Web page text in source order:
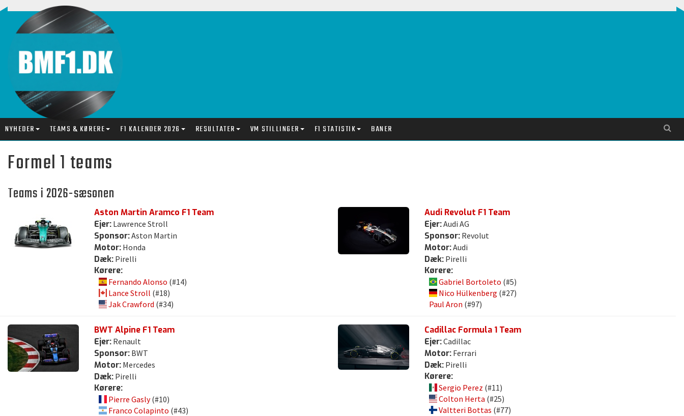
NYHEDER TEAMS & KØRERE F1 KALENDER 2026 RESULTATER VM STILLINGER F1 STATISTIK BANER
Formel 1 teams
Teams i 2026-sæsonen
Aston Martin Aramco F1 Team
Ejer:Lawrence Stroll
Sponsor:Aston Martin
Motor:Honda
Dæk:Pirelli
Kørere:
Fernando Alonso (#14)
Lance Stroll (#18)
Jak Crawford (#34)
Audi Revolut F1 Team
Ejer:Audi AG
Sponsor:Revolut
Motor:Audi
Dæk:Pirelli
Kørere:
Gabriel Bortoleto (#5)
Nico Hülkenberg (#27)
Paul Aron (#97)
BWT Alpine F1 Team
Ejer:Renault
Sponsor:BWT
Motor:Mercedes
Dæk:Pirelli
Kørere:
Pierre Gasly(#10)
Franco Colapinto (#43)
Cadillac Formula 1 Team
Ejer:Cadillac
Motor:Ferrari
Dæk:Pirelli
Kørere:
Sergio Perez (#11)
Colton Herta (#25)
Valtteri Bottas (#77)